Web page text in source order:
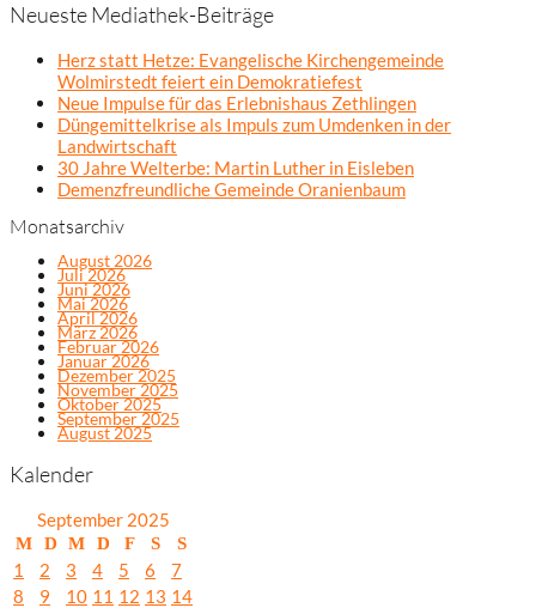
Neueste Mediathek-Beiträge
Herz statt Hetze: Evangelische Kirchengemeinde
Wolmirstedt feiert ein Demokratiefest
Neue Impulse für das Erlebnishaus Zethlingen
Düngemittelkrise als Impuls zum Umdenken in der
Landwirtschaft
30 Jahre Welterbe: Martin Luther in Eisleben
Demenzfreundliche Gemeinde Oranienbaum
Monatsarchiv
August 2026
Juli 2026
Juni 2026
Mai 2026
April 2026
März 2026
Februar 2026
Januar 2026
Dezember 2025
November 2025
Oktober 2025
September 2025
August 2025
Kalender
September 2025
M D M D F S S
1 2 3 4 5 6
7
8
9 10 11 12 13 14